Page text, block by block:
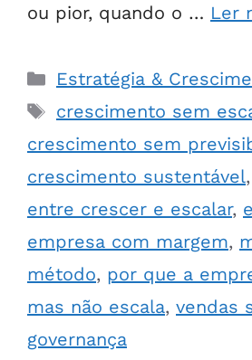
ou pior, quando o … Ler
Estratégia &
crescimento sem
crescimento sem
crescimento sustentável,
entre crescer e escalar,
empresa com margem,
método, por que a
mas não escala, vendas
governança